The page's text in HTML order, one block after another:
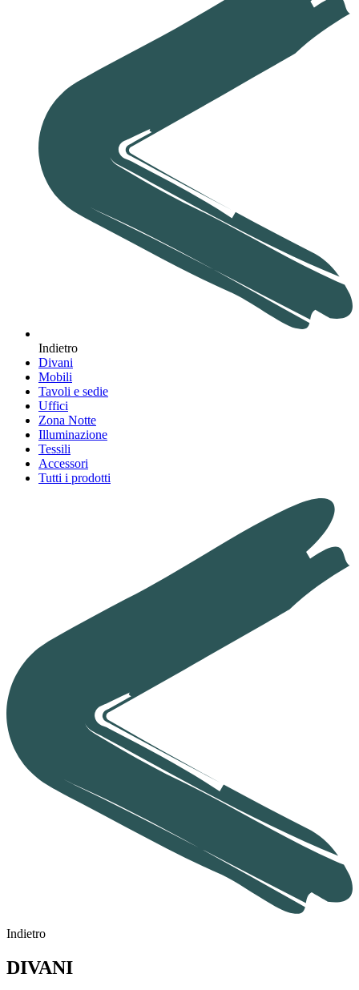
Indietro
Divani
Mobili
Tavoli e sedie
Uffici
Zona Notte
Illuminazione
Tessili
Accessori
Tutti i prodotti
Indietro
DIVANI